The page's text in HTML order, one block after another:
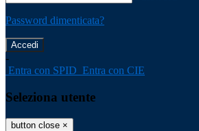
Password dimenticata?
-
Entra con SPID Entra con CIE
Seleziona utente
button close ×